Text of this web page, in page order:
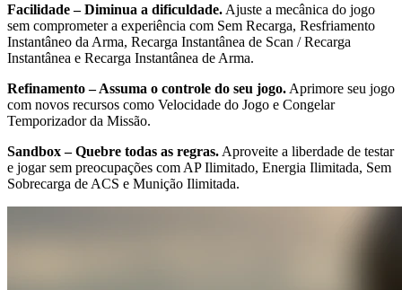
Facilidade – Diminua a dificuldade. Ajuste a mecânica do jogo
sem comprometer a experiência com Sem Recarga, Resfriamento
Instantâneo da Arma, Recarga Instantânea de Scan / Recarga
Instantânea e Recarga Instantânea de Arma.
Refinamento – Assuma o controle do seu jogo. Aprimore seu jogo
com novos recursos como Velocidade do Jogo e Congelar
Temporizador da Missão.
Sandbox – Quebre todas as regras. Aproveite a liberdade de testar
e jogar sem preocupações com AP Ilimitado, Energia Ilimitada, Sem
Sobrecarga de ACS e Munição Ilimitada.